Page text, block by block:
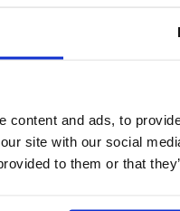
content and ads, to
site with our social
to them or that